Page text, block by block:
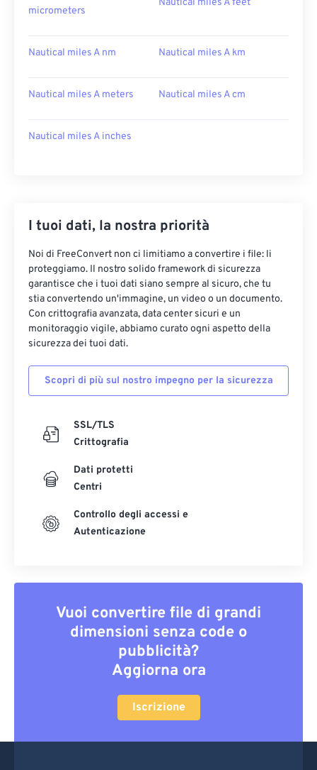
micrometers
Nautical miles A feet
Nautical miles A nm Nautical miles A km
Nautical miles A meters Nautical miles A cm
Nautical miles A inches
I tuoi dati, la nostra priorità
Noi di FreeConvert non ci limitiamo a convertire i file: li
proteggiamo. Il nostro solido framework di sicurezza
garantisce che i tuoi dati siano sempre al sicuro, che tu
stia convertendo un'immagine, un video o un documento.
Con crittografia avanzata, data center sicuri e un
monitoraggio vigile, abbiamo curato ogni aspetto della
sicurezza dei tuoi dati.
Scopri di più sul nostro impegno per la sicurezza
SSL/TLS
Crittografia
Dati protetti
Centri
Controllo degli accessi e
Autenticazione
Vuoi convertire file di grandi
dimensioni senza code o
pubblicità?
Aggiorna ora
Iscrizione